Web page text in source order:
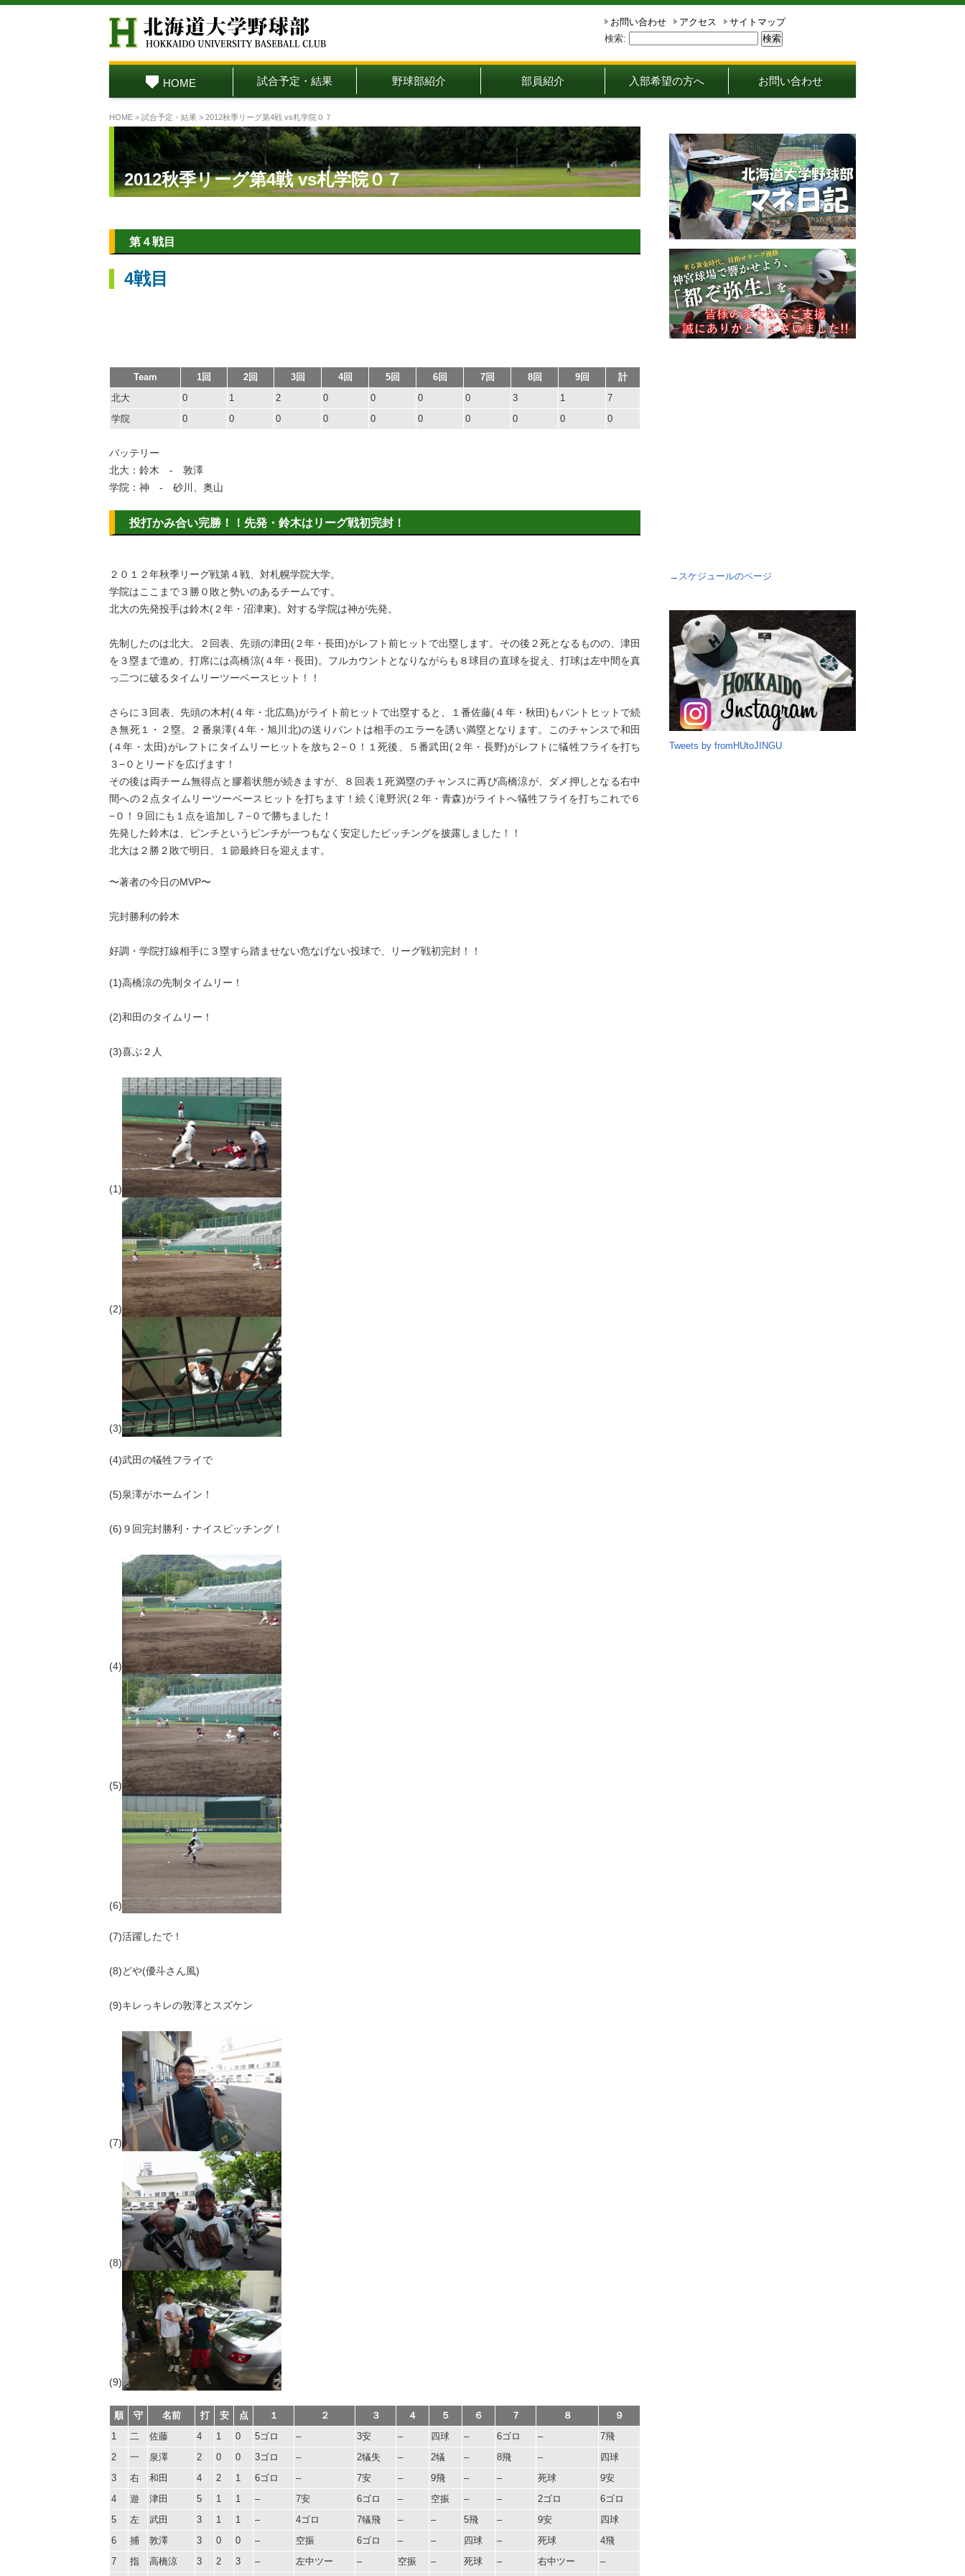
お問い合わせ アクセス
サイトマップ
検索:
HOME 試合予定・結果 野球部紹介 部員紹介 入部希望の方へ お問い合わせ
HOME > 試合予定・結果 > 2012秋季リーグ第4戦 vs札学院０７
2012秋季リーグ第4戦 vs札学院０７
第４戦目
4戦目
Team 1回 2回 3回 4回 5回 6回 7回 8回 9回
計
北大
0 1 2 0 0 0 0 3 1
7
学院
0 0 0 0 0 0 0 0 0 0
バッテリー
北大：鈴木 - 敦澤
学院：神 - 砂川、奥山
投打かみ合い完勝！！先発・鈴木はリーグ戦初完封！
２０１２年秋季リーグ戦第４戦、対札幌学院大学。
学院はここまで３勝０敗と勢いのあるチームです。
北大の先発投手は鈴木(２年・沼津東)。対する学院は神が先発。
先制したのは北大。２回表、先頭の津田(２年・長田)がレフト前ヒットで出塁します。その後２死となるものの、津田
を３塁まで進め、打席には高橋涼(４年・長田)。フルカウントとなりながらも８球目の直球を捉え、打球は左中間を真
っ二つに破るタイムリーツーベースヒット！！
さらに３回表、先頭の木村(４年・北広島)がライト前ヒットで出塁すると、１番佐藤(４年・秋田)もバントヒットで続
き無死１・２塁。２番泉澤(４年・旭川北)の送りバントは相手のエラーを誘い満塁となります。このチャンスで和田
(４年・太田)がレフトにタイムリーヒットを放ち２−０！１死後、５番武田(２年・長野)がレフトに犠牲フライを打ち
３−０とリードを広げます！
その後は両チーム無得点と膠着状態が続きますが、８回表１死満塁のチャンスに再び高橋涼が、ダメ押しとなる右中
間への２点タイムリーツーベースヒットを打ちます！続く滝野沢(２年・青森)がライトへ犠牲フライを打ちこれで６
−０！９回にも１点を追加し７−０で勝ちました！
先発した鈴木は、ピンチというピンチが一つもなく安定したピッチングを披露しました！！
北大は２勝２敗で明日、１節最終日を迎えます。
〜著者の今日のMVP〜
完封勝利の鈴木
好調・学院打線相手に３塁すら踏ませない危なげない投球で、リーグ戦初完封！！
(1)高橋涼の先制タイムリー！
(2)和田のタイムリー！
(3)喜ぶ２人
(1)
(2)
(3)
(4)武田の犠牲フライで
(5)泉澤がホームイン！
(6)９回完封勝利・ナイスピッチング！
(4)
(5)
(6)
(7)活躍したで！
(8)どや(優斗さん風)
(9)キレっキレの敦澤とスズケン
(7)
(8)
(9)
順 守 名前 打 安 点 １ ２ ３ ４ ５ ６ ７ ８
９
1
二 佐藤 4 1 0 5ゴロ – 3安 – 四球 – 6ゴロ –
7飛
2
一 泉澤 2 0 0 3ゴロ – 2犠失 – 2犠 – 8飛 –
四球
3
右 和田 4 2 1 6ゴロ – 7安 – 9飛 – – 死球
9安
4
遊 津田 5 1 1 – 7安 6ゴロ – 空振 – – 2ゴロ
6ゴロ
5
左 武田 3 1 1 – 4ゴロ 7犠飛 – – 5飛 – 9安
四球
6
捕 敦澤 3 0 0 – 空振 6ゴロ – – 四球 – 死球
4飛
7
指 高橋涼 3 2 3 – 左中ツー – 空振 – 死球 – 右中ツー –
→スケジュールのページ
Tweets by fromHUtoJINGU